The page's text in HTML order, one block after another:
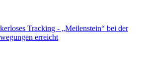
Tracking - „Meilenstein“ bei der
erreicht